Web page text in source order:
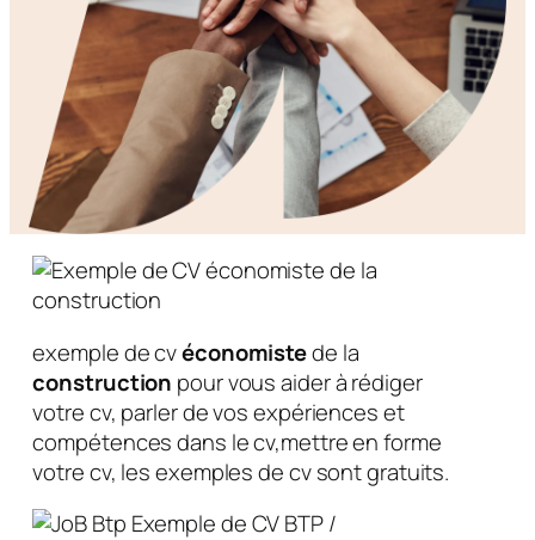
exemple de cvéconomistede la
construction pour vous aider à rédiger
votre cv, parler de vos expériences et
compétences dans le cv,mettre en forme
votre cv, les exemples de cv sont gratuits.